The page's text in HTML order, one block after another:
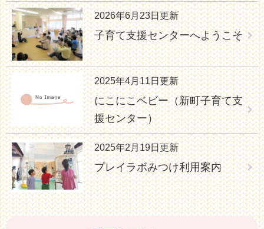
2026年6月23日更新
子育て支援センターへようこそ
2025年4月11日更新
にこにこベビー（新町子育て支
援センター）
2025年2月19日更新
プレイラボみつけ利用案内